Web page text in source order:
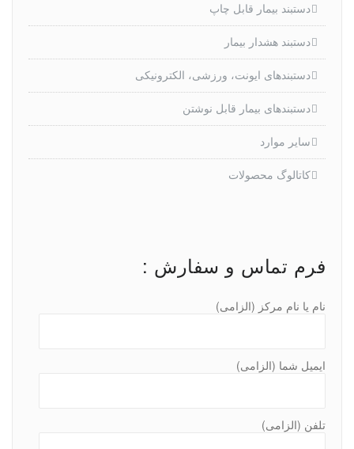
دستبند بیمار قابل چاپ
دستبند هشدار بیمار
دستبندهای ایونت، ورزشی، الکترونیکی
دستبندهای بیمار قابل نوشتن
سایر موارد
کاتالوگ محصولات
فرم تماس و سفارش :
نام یا نام مرکز (الزامی)
ایمیل شما (الزامی)
تلفن (الزامی)